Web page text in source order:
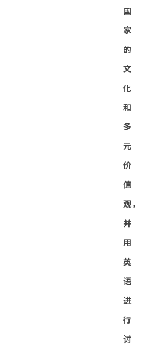
国
家
的
文
化
和
多
元
价
值
观，
并
用
英
语
进
行
讨